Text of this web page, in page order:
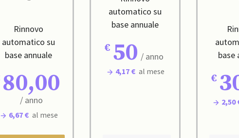
Rinnovo
automatico su
base annuale
80,00
/ anno
6,67 € al mese
automatico su
base annuale
50 / anno
4,17 € al mese
base
2,50